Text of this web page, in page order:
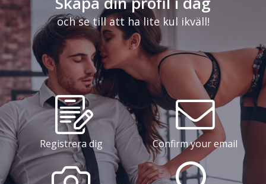
och se till att ha lite kul ikväll!
Registrera dig Confirm your email